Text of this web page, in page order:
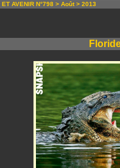
ET AVENIR N°798 > Août > 2013